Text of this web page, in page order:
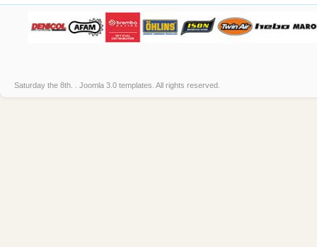
Saturday the 8th. . Joomla 3.0 templates . All rights reserved.